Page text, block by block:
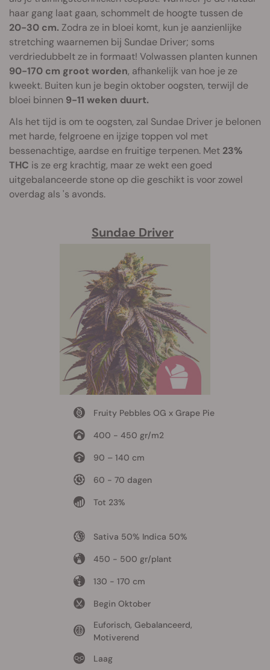
haar gang laat gaan, schommelt de hoogte tussen de
20-30 cm. Zodra ze in bloei komt, kun je aanzienlijke
stretching waarnemen bij Sundae Driver; soms
verdriedubbelt ze in formaat! Volwassen planten kunnen
90-170 cm groot worden, afhankelijk van hoe je ze
kweekt. Buiten kun je begin oktober oogsten, terwijl de
bloei binnen 9-11 weken duurt.
Als het tijd is om te oogsten, zal Sundae Driver je belonen
met harde, felgroene en ijzige toppen vol met
bessenachtige, aardse en fruitige terpenen. Met 23%
THC is ze erg krachtig, maar ze wekt een goed
uitgebalanceerde stone op die geschikt is voor zowel
overdag als 's avonds.
Sundae Driver
Fruity Pebbles OG x Grape Pie
400 - 450 gr/m2
90 – 140 cm
60 - 70 dagen
Tot 23%
Sativa 50% Indica 50%
450 - 500 gr/plant
130 - 170 cm
Begin Oktober
Euforisch, Gebalanceerd,
Motiverend
Laag